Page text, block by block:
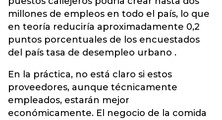
millones de empleos en todo el país, lo que
en teoría reduciría aproximadamente 0,2
puntos porcentuales de los encuestados
del país tasa de desempleo urbano .
En la práctica, no está claro si estos
proveedores, aunque técnicamente
empleados, estarán mejor
económicamente. El negocio de la comida